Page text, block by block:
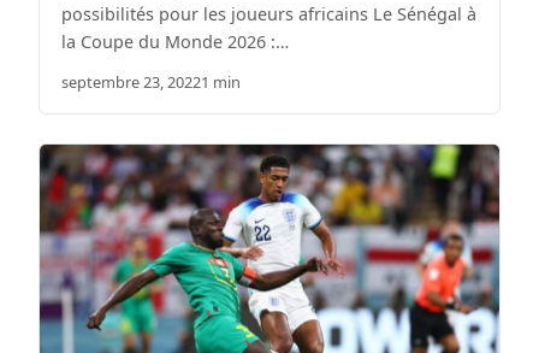
possibilités pour les joueurs africains Le Sénégal à
la Coupe du Monde 2026 :…
septembre 23, 20221 min